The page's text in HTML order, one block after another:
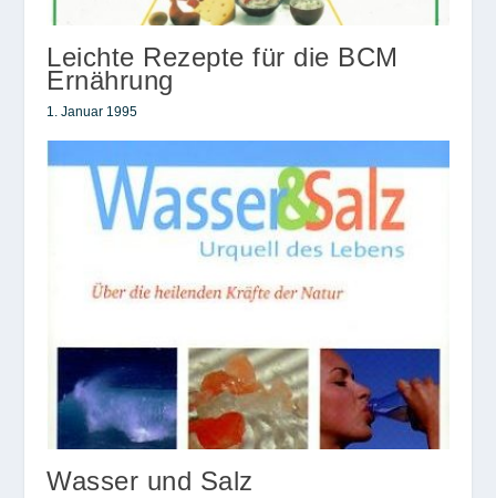
Leichte Rezepte für die BCM
Ernährung
1. Januar 1995
Wasser und Salz